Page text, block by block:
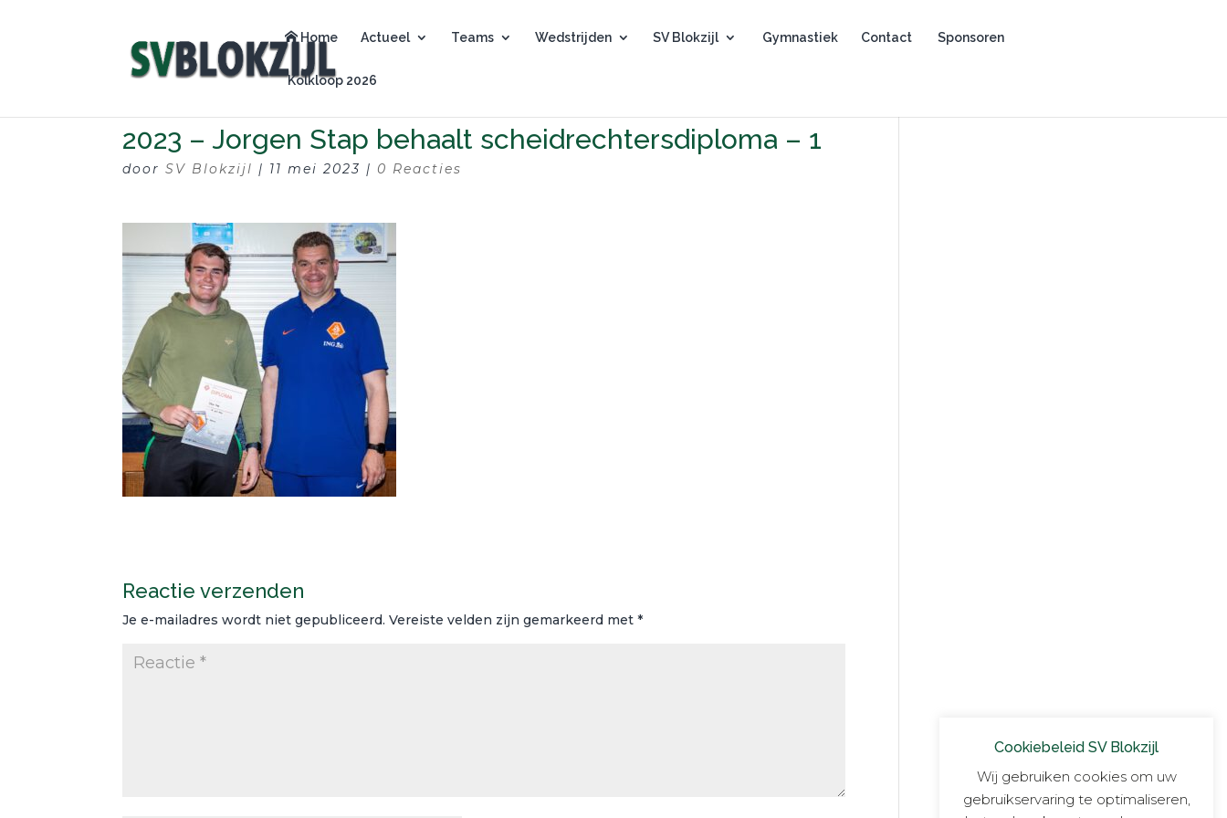
Home Actueel Teams Wedstrijden SV Blokzijl Gymnastiek Contact Sponsoren
Kolkloop 2026
2023 – Jorgen Stap behaalt scheidrechtersdiploma – 1
doorSV Blokzijl | 11 mei 2023 | 0 Reacties
Reactie verzenden
Je e-mailadres wordt niet gepubliceerd. Vereiste velden zijn gemarkeerd met*
Cookiebeleid SV Blokzijl
Wij gebruiken cookies om uw
gebruikservaring te optimaliseren,